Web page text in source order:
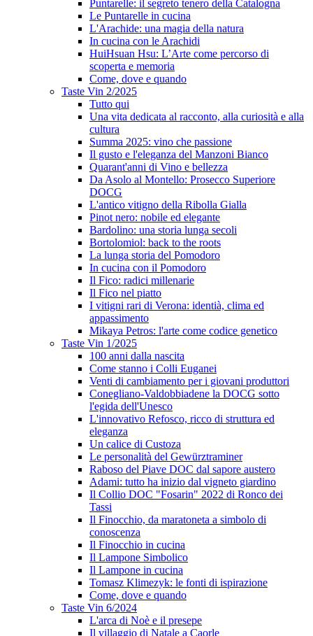
Puntarelle: il segreto tenero della Catalogna
Le Puntarelle in cucina
L'Arachide: una magia della natura
In cucina con le Arachidi
HuiHsuan Hsu: L’Arte come percorso di
scoperta e memoria
Come, dove e quando
Taste Vin 2/2025
Tutto qui
Una vita dedicata al racconto, alla curiosità e alla
cultura
Summa 2025: vino che passione
Il gusto e l'eleganza del Manzoni Bianco
Quarant'anni di Vino e bellezza
Da Asolo al Montello: Prosecco Superiore
DOCG
L'antico vitigno della Ribolla Gialla
Pinot nero: nobile ed elegante
Bardolino: una storia lunga secoli
Bortolomiol: back to the roots
La lunga storia del Pomodoro
In cucina con il Pomodoro
Il Fico: radici millenarie
Il Fico nel piatto
I vitigni rari di Verona: identià, clima ed
appassimento
Mikaya Petros: l'arte come codice genetico
Taste Vin 1/2025
100 anni dalla nascita
Come stanno i Colli Euganei
Venti di cambiamento per i giovani produttori
Conegliano-Valdobbiadene la DOCG sotto
l'egida dell'Unesco
L'innovativo Refosco, ricco di struttura ed
eleganza
Un calice di Custoza
Le personalità del Gewürztraminer
Raboso del Piave DOC dal sapore austero
Adami: tutto ha inizio dal vigneto giardino
Il Collio DOC "Fosarin" 2022 di Ronco dei
Tassi
Il Finocchio, da maratoneta a simbolo di
conoscenza
Il Finocchio in cucina
Il Lampone Simbolico
Il Lampone in cucina
Tomasz Klimezyk: le fonti di ispirazione
Come, dove e quando
Taste Vin 6/2024
L'arca di Noè e il presepe
Il villaggio di Natale a Caorle